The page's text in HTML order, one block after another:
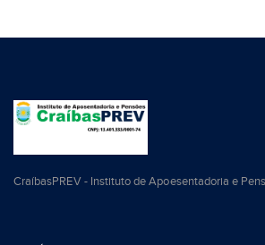
CraíbasPREV - Instituto de Apoesentadoria e